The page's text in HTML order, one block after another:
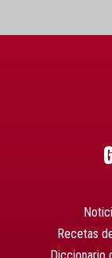
Recetas